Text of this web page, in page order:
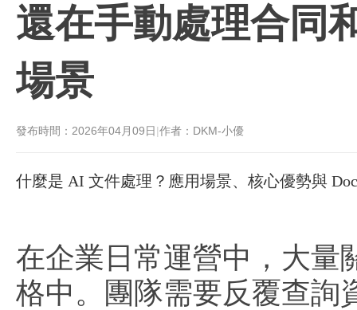
Nextcloud
還在手動處理合同
場景
發布時間： 2026年04月09日 |作者：DKM-小優
什麼是 AI 文件處理？應用場景、核心優勢與
在企業日常運營中，大量
格中。團隊需要反覆查詢